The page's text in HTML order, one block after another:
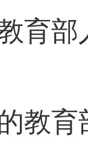
育
教